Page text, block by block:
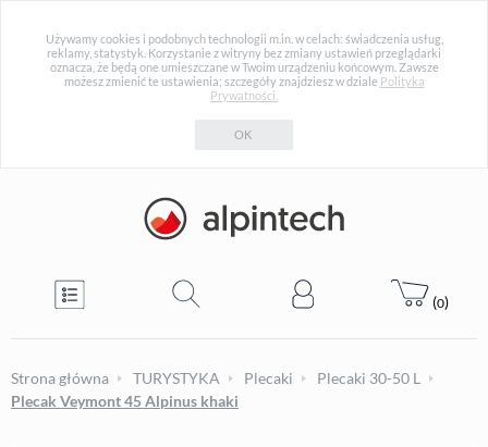
Używamy cookies i podobnych technologii m.in. w celach: świadczenia usług,
reklamy, statystyk. Korzystanie z witryny bez zmiany ustawień przeglądarki
oznacza, że będą one umieszczane w Twoim urządzeniu końcowym. Zawsze
możesz zmienić te ustawienia; szczegóły znajdziesz w dziale Polityka
Prywatności.
OK
(0)
Strona główna TURYSTYKA Plecaki
Plecaki 30-50 L
Plecak Veymont 45 Alpinus khaki